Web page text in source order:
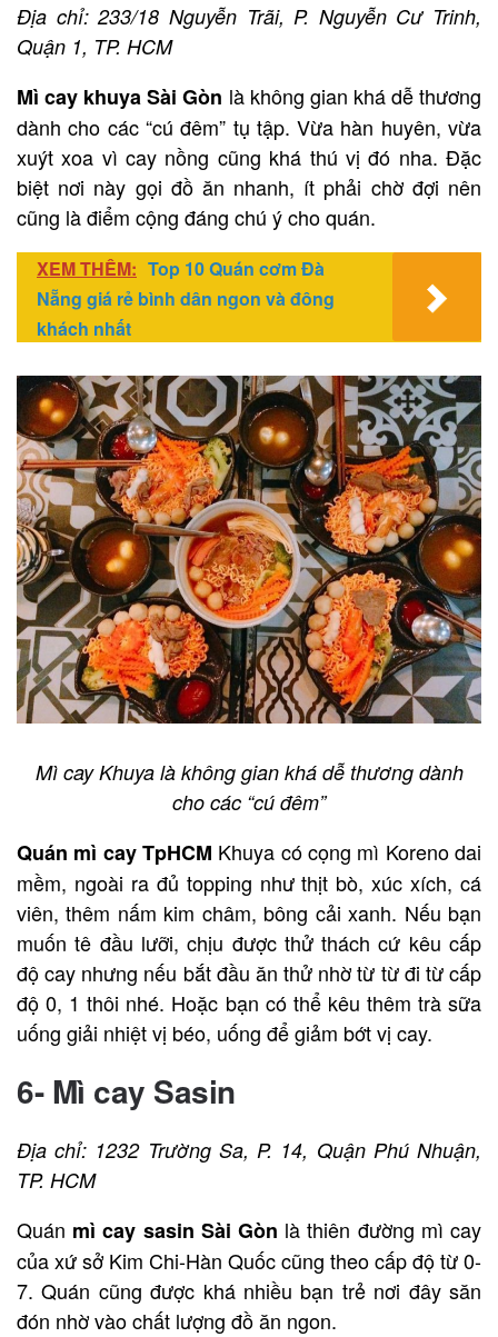
Địa chỉ: 233/18 Nguyễn Trãi, P. Nguyễn Cư Trinh,
Quận 1, TP. HCM
Mì cay khuya Sài Gòn là không gian khá dễ thương
dành cho các “cú đêm” tụ tập. Vừa hàn huyên, vừa
xuýt xoa vì cay nồng cũng khá thú vị đó nha. Đặc
biệt nơi này gọi đồ ăn nhanh, ít phải chờ đợi nên
cũng là điểm cộng đáng chú ý cho quán.
XEM THÊM: Top 10 Quán cơm Đà
Nẵng giá rẻ bình dân ngon và đông
khách nhất
Mì cay Khuya là không gian khá dễ thương dành
cho các “cú đêm”
Quán mì cay TpHCM Khuya có cọng mì Koreno dai
mềm, ngoài ra đủ topping như thịt bò, xúc xích, cá
viên, thêm nấm kim châm, bông cải xanh. Nếu bạn
muốn tê đầu lưỡi, chịu được thử thách cứ kêu cấp
độ cay nhưng nếu bắt đầu ăn thử nhờ từ từ đi từ cấp
độ 0, 1 thôi nhé. Hoặc bạn có thể kêu thêm trà sữa
uống giải nhiệt vị béo, uống để giảm bớt vị cay.
6- Mì cay Sasin
Địa chỉ: 1232 Trường Sa, P. 14, Quận Phú Nhuận,
TP. HCM
Quán mì cay sasin Sài Gòn là thiên đường mì cay
của xứ sở Kim Chi-Hàn Quốc cũng theo cấp độ từ 0-
7. Quán cũng được khá nhiều bạn trẻ nơi đây săn
đón nhờ vào chất lượng đồ ăn ngon.